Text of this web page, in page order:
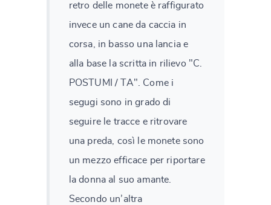
retro delle monete è raffigurato
invece un cane da caccia in
corsa, in basso una lancia e
alla base la scritta in rilievo "C.
POSTUMI / TA". Come i
segugi sono in grado di
seguire le tracce e ritrovare
una preda, così le monete sono
un mezzo efficace per riportare
la donna al suo amante.
Secondo un’altra